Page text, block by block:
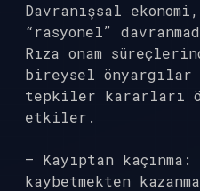
Davranışsal
“rasyonel”
Rıza onam
bireysel önyargılar
tepkiler kararları
etkiler.
– Kayıptan
kaybetmekten